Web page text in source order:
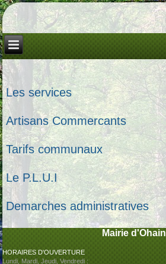
Les services
Artisans Commercants
Tarifs communaux
Le P.L.U.I
Demarches administratives
Mairie d'Ohain
HORAIRES D'OUVERTURE
Lundi, Mardi, Jeudi, Vendredi :